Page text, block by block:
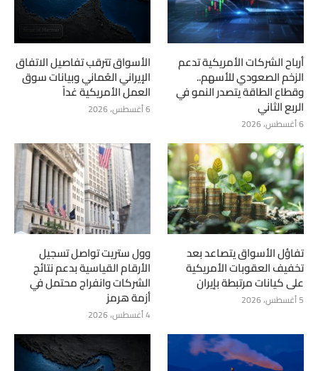
أرباح الشركات الأمريكية تدعم
الزخم الصعودي للأسهم..
وقطاع الطاقة يتصدر النمو في
الربع الثاني
6 أغسطس، 2026
الأسواق تترقب تفاصيل الاتفاق
الإيراني العُماني وبيانات سوق
العمل الأمريكية غداً
6 أغسطس، 2026
تفاؤل الأسواق يتصاعد بعد
تخفيف العقوبات الأمريكية
على كيانات مرتبطة بإيران
5 أغسطس، 2026
وول ستريت تواصل تسجيل
الأرقام القياسية بدعم نتائج
الشركات وانفراج محتمل في
أزمة هرمز
4 أغسطس، 2026